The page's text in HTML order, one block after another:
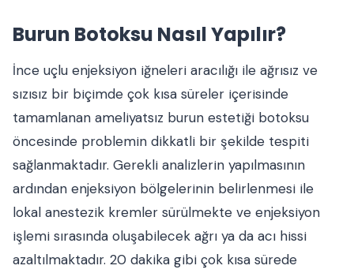
Burun Botoksu Nasıl Yapılır?
İnce uçlu enjeksiyon iğneleri aracılığı ile ağrısız ve
sızısız bir biçimde çok kısa süreler içerisinde
tamamlanan ameliyatsız burun estetiği botoksu
öncesinde problemin dikkatli bir şekilde tespiti
sağlanmaktadır. Gerekli analizlerin yapılmasının
ardından enjeksiyon bölgelerinin belirlenmesi ile
lokal anestezik kremler sürülmekte ve enjeksiyon
işlemi sırasında oluşabilecek ağrı ya da acı hissi
azaltılmaktadır. 20 dakika gibi çok kısa sürede